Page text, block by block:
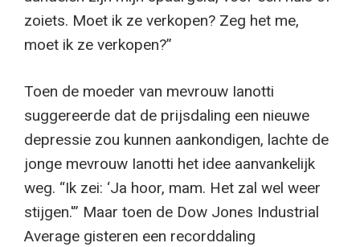
zoiets. Moet ik ze verkopen? Zeg het me,
moet ik ze verkopen?”
Toen de moeder van mevrouw Ianotti
suggereerde dat de prijsdaling een nieuwe
depressie zou kunnen aankondigen, lachte de
jonge mevrouw Ianotti het idee aanvankelijk
weg. “Ik zei: ‘Ja hoor, mam. Het zal wel weer
stijgen.'” Maar toen de Dow Jones Industrial
Average gisteren een recorddaling